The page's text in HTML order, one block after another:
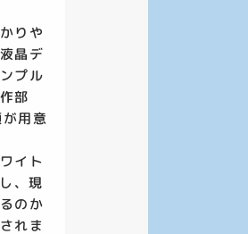
りや
晶デ
プル
作部
用意
イト
、現
のか
れま